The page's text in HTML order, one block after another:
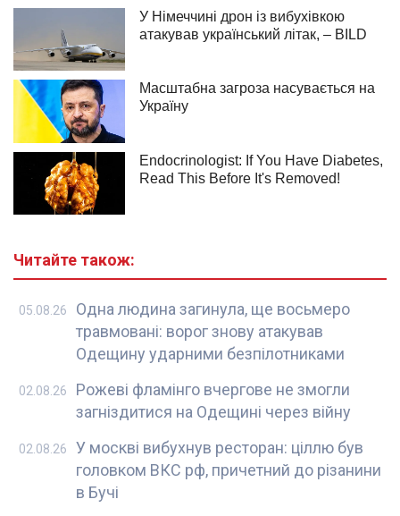
Читайте також:
Одна людина загинула, ще восьмеро
травмовані: ворог знову атакував
Одещину ударними безпілотниками
05.08.26
Рожеві фламінго вчергове не змогли
загніздитися на Одещині через війну
02.08.26
У москві вибухнув ресторан: ціллю був
головком ВКС рф, причетний до різанини
в Бучі
02.08.26